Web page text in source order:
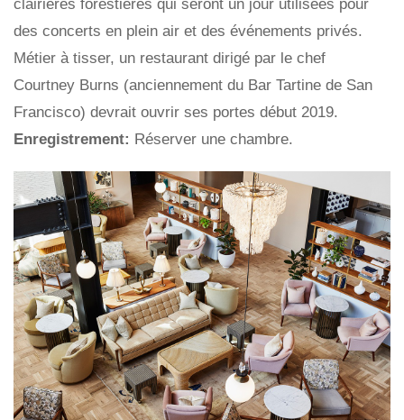
clairières forestières qui seront un jour utilisées pour
des concerts en plein air et des événements privés.
Métier à tisser, un restaurant dirigé par le chef
Courtney Burns (anciennement du Bar Tartine de San
Francisco) devrait ouvrir ses portes début 2019.
Enregistrement: Réserver une chambre.